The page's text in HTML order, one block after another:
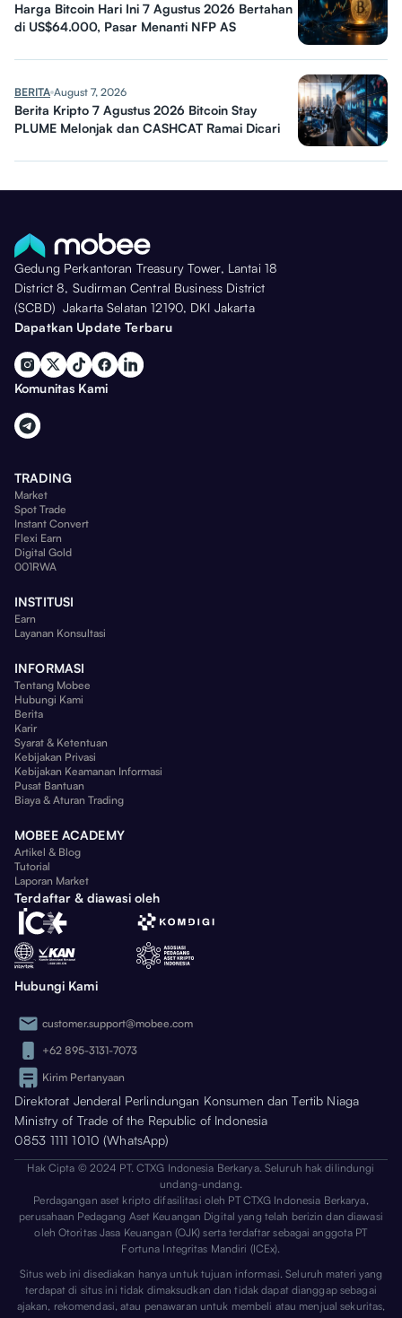
Harga Bitcoin Hari Ini 7 Agustus 2026 Bertahan
di US$64.000, Pasar Menanti NFP AS
BERITA August 7, 2026
Berita Kripto 7 Agustus 2026 Bitcoin Stay
PLUME Melonjak dan CASHCAT Ramai Dicari
Gedung Perkantoran Treasury Tower, Lantai 18
District 8, Sudirman Central Business District
(SCBD) Jakarta Selatan 12190, DKI Jakarta
Dapatkan Update Terbaru
Komunitas Kami
TRADING
Market
Spot Trade
Instant Convert
Flexi Earn
Digital Gold
001RWA
INSTITUSI
Earn
Layanan Konsultasi
INFORMASI
Tentang Mobee
Hubungi Kami
Berita
Karir
Syarat & Ketentuan
Kebijakan Privasi
Kebijakan Keamanan Informasi
Pusat Bantuan
Biaya & Aturan Trading
MOBEE ACADEMY
Artikel & Blog
Tutorial
Laporan Market
Terdaftar & diawasi oleh
Hubungi Kami
customer.support@mobee.com
+62 895-3131-7073
Kirim Pertanyaan
Direktorat Jenderal Perlindungan Konsumen dan Tertib Niaga
Ministry of Trade of the Republic of Indonesia
0853 1111 1010 (WhatsApp)
Hak Cipta © 2024 PT. CTXG Indonesia Berkarya. Seluruh hak dilindungi
undang-undang.
Perdagangan aset kripto difasilitasi oleh PT CTXG Indonesia Berkarya,
perusahaan Pedagang Aset Keuangan Digital yang telah berizin dan diawasi
oleh Otoritas Jasa Keuangan (OJK) serta terdaftar sebagai anggota PT
Fortuna Integritas Mandiri (ICEx).
Situs web ini disediakan hanya untuk tujuan informasi. Seluruh materi yang
terdapat di situs ini tidak dimaksudkan dan tidak dapat dianggap sebagai
ajakan, rekomendasi, atau penawaran untuk membeli atau menjual sekuritas,